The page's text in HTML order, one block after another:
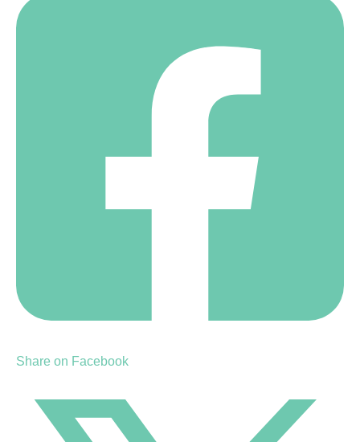
Share on Facebook